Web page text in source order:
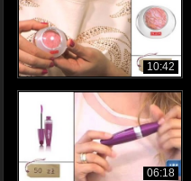
10:42
06:18